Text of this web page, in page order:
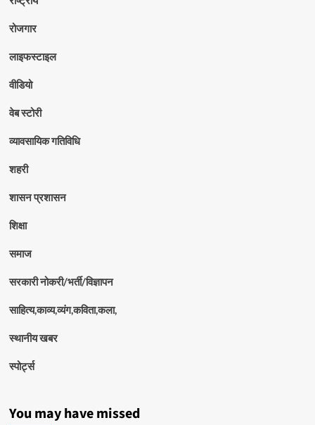
रोजगार
लाइफस्टाइल
वीडियो
वेब स्टोरी
व्यावसायिक गतिविधि
शहरी
शासन प्रशासन
शिक्षा
समाज
सरकारी नोकरी/भर्ती/विज्ञापन
साहित्य,काव्य,व्यंग,कविता,कला,
स्थानीय खबर
स्पोर्ट्स
You may have missed